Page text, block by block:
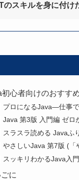
のスキルを身に付け
初心者向けのおすす
プロになるJava―仕事
Java 第3版 入門編 ゼロ
スラスラ読める Javaふ
やさしいJava 第7版 (「
スッキリわかるJava入
に